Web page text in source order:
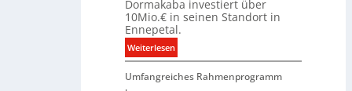
g
e
n
e
n
M
o
n
s
p
a
t
a
l
e
B
r
Dormakaba investiert über
10Mio.€ in seinen Standort in
Ennepetal.
Weiterlesen:
D
o
Umfangreiches Rahmenprogramm